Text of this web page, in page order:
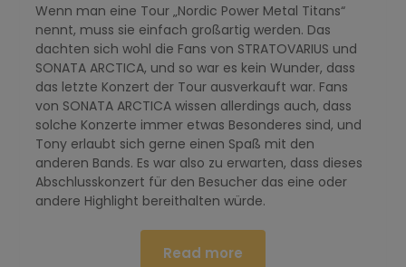
Wenn man eine Tour „Nordic Power Metal Titans“
nennt, muss sie einfach großartig werden. Das
dachten sich wohl die Fans von STRATOVARIUS und
SONATA ARCTICA, und so war es kein Wunder, dass
das letzte Konzert der Tour ausverkauft war. Fans
von SONATA ARCTICA wissen allerdings auch, dass
solche Konzerte immer etwas Besonderes sind, und
Tony erlaubt sich gerne einen Spaß mit den
anderen Bands. Es war also zu erwarten, dass dieses
Abschlusskonzert für den Besucher das eine oder
andere Highlight bereithalten würde.
Read more